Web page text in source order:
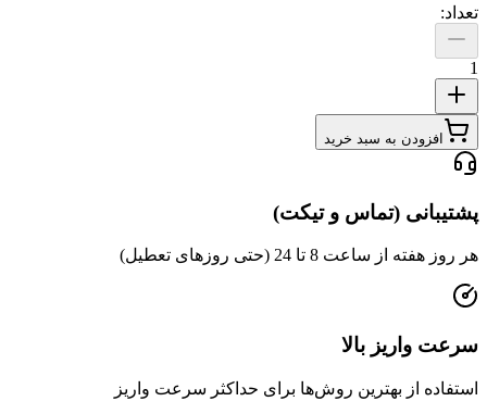
به سبد خرید
(تماس و تیکت)
8 تا 24 (حتی روزهای تعطیل)
بالا
از بهترین روش‌ها برای حداکثر سرعت واریز